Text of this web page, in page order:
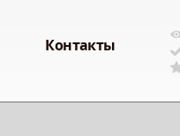
Контакты